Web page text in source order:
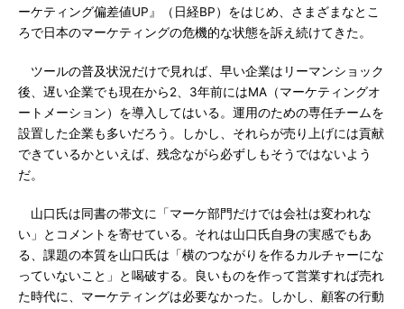
ーケティング偏差値UP』（日経BP）をはじめ、さまざまなとこ
ろで日本のマーケティングの危機的な状態を訴え続けてきた。
ツールの普及状況だけで見れば、早い企業はリーマンショック
後、遅い企業でも現在から2、3年前にはMA（マーケティングオ
ートメーション）を導入してはいる。運用のための専任チームを
設置した企業も多いだろう。しかし、それらが売り上げには貢献
できているかといえば、残念ながら必ずしもそうではないよう
だ。
山口氏は同書の帯文に「マーケ部門だけでは会社は変われな
い」とコメントを寄せている。それは山口氏自身の実感でもあ
る、課題の本質を山口氏は「横のつながりを作るカルチャーにな
っていないこと」と喝破する。良いものを作って営業すれば売れ
た時代に、マーケティングは必要なかった。しかし、顧客の行動